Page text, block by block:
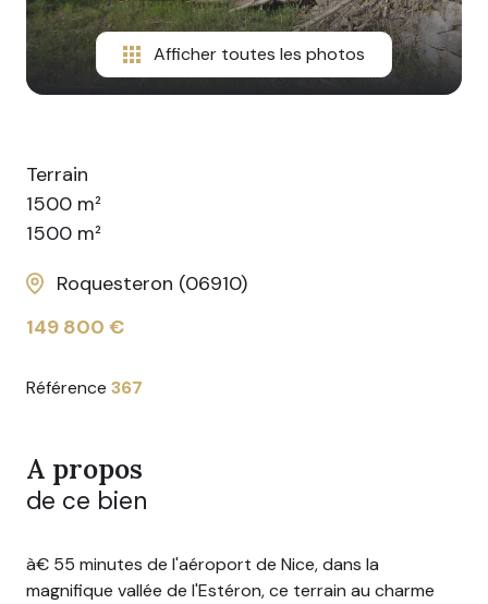
Afficher toutes les photos
Terrain
1500 m²
1500 m²
Roquesteron (06910)
149 800 €
Référence 367
A propos
de ce bien
à€ 55 minutes de l'aéroport de Nice, dans la
magnifique vallée de l'Estéron, ce terrain au charme